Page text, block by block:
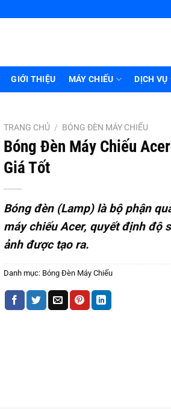
GIỚI THIỆU MÁY CHIẾU DỊCH VỤ
TRANG CHỦ / BÓNG ĐÈN MÁY CHIẾU
Bóng Đèn Máy Chiếu
Giá Tốt
Bóng đèn (Lamp) là bộ phận
máy chiếu Acer, quyết định độ
ảnh được tạo ra.
Danh mục: Bóng Đèn Máy Chiếu